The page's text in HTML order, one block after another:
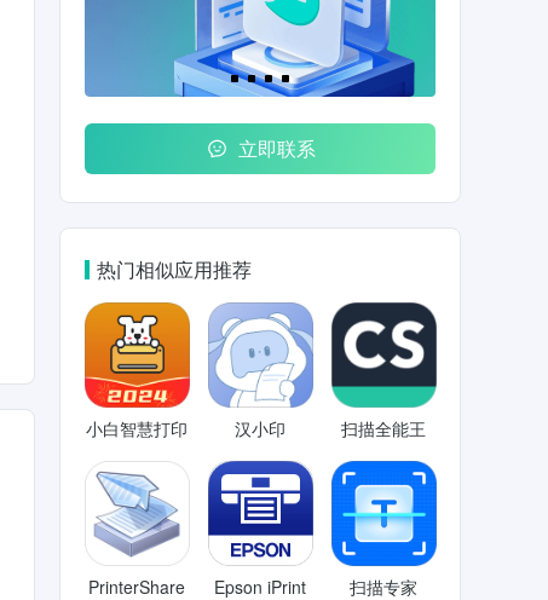
立即联系
热门相似应用推荐
小白智慧打印 汉小印 扫描全能王
PrinterShare Epson iPrint 扫描专家